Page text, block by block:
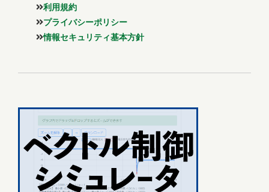
利用規約
プライバシーポリシー
情報セキュリティ基本方針